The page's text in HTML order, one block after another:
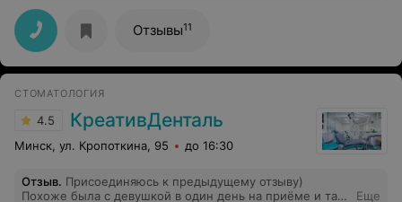
Отзывы11
СТОМАТОЛОГИЯ
4.5 КреативДенталь
Минск, ул. Кропоткина, 95 до 16:30
Отзыв. Присоединяюсь к предыдущему отзыву)
Похоже была с девушкой в один день на приёме и так
Еще